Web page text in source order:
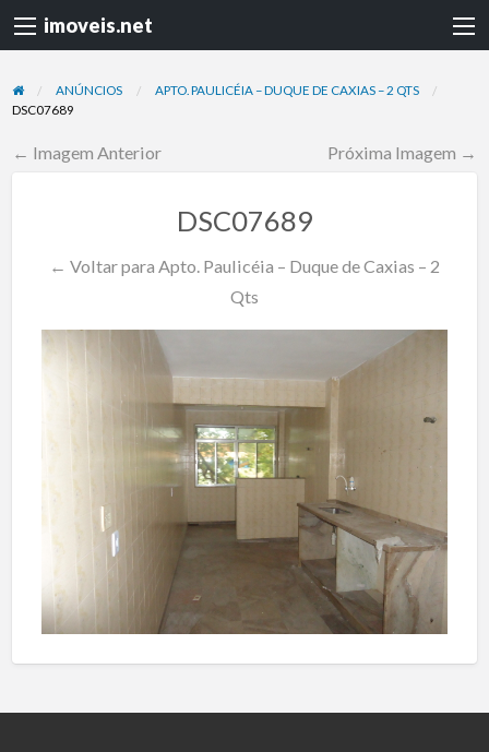
imoveis.net
ANÚNCIOS
APTO. PAULICÉIA – DUQUE DE CAXIAS – 2 QTS
DSC07689
← Imagem Anterior Próxima Imagem →
DSC07689
← Voltar para Apto. Paulicéia – Duque de Caxias – 2
Qts